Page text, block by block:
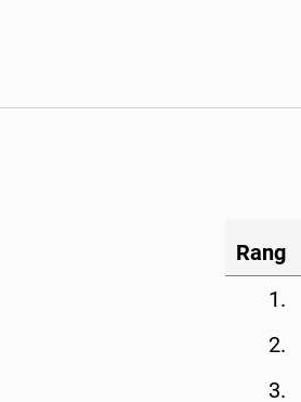
Rang
1.
2.
3.